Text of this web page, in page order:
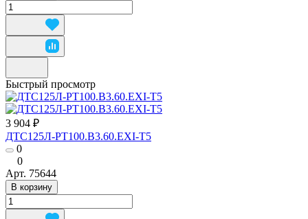
Быстрый просмотр
3 904 ₽
ДТС125Л-РТ100.В3.60.ЕХI-Т5
0
0
Арт. 75644
В корзину